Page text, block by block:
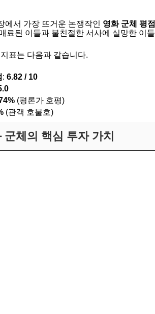
에서 가장 뜨거운 논쟁작인 영화 군체 평점
료된 이들과 불친절한 서사에 실망한 이
표는 다음과 같습니다.
: 6.82 / 10
(평론가 호평)
(관객 호불호)
체의 핵심 투자 가치